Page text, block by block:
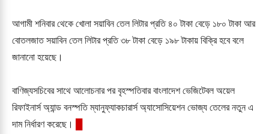
আগামী শনিবার থেকে খোলা সয়াবিন তেল লিটার প্রতি ৪০ টাকা বেড়ে ১৮০ টাকা আর
বোতলজাত সয়াবিন তেল লিটার প্রতি ৩৮ টাকা বেড়ে ১৯৮ টাকায় বিক্রি হবে বলে
জানানো হয়েছে।
বাণিজ্যসচিবের সাথে আলোচনার পর বৃহস্পতিবার বাংলাদেশ ভেজিটেবল অয়েল
রিফাইনার্স অ্যান্ড বনস্পতি ম্যানুফ্যাকচারার্স অ্যাসোসিয়েশন ভোজ্য তেলের নতুন এ
দাম নির্ধারণ করেছে। █